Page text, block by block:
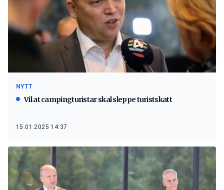
NYTT
Vil at campingturistar skal sleppe turistskatt
15.01.2025 14:37